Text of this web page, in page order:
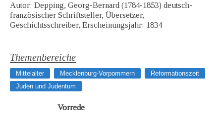
Autor: Depping, Georg-Bernard (1784-1853) deutsch-
französischer Schriftsteller, Übersetzer,
Geschichtsschreiber, Erscheinungsjahr: 1834
Themenbereiche
Mittelalter Mecklenburg-Vorpommern
Reformationszeit
Juden und Judentum
Vorrede